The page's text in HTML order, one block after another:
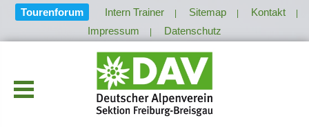
Tourenforum Intern Trainer Sitemap Kontakt
Impressum Datenschutz